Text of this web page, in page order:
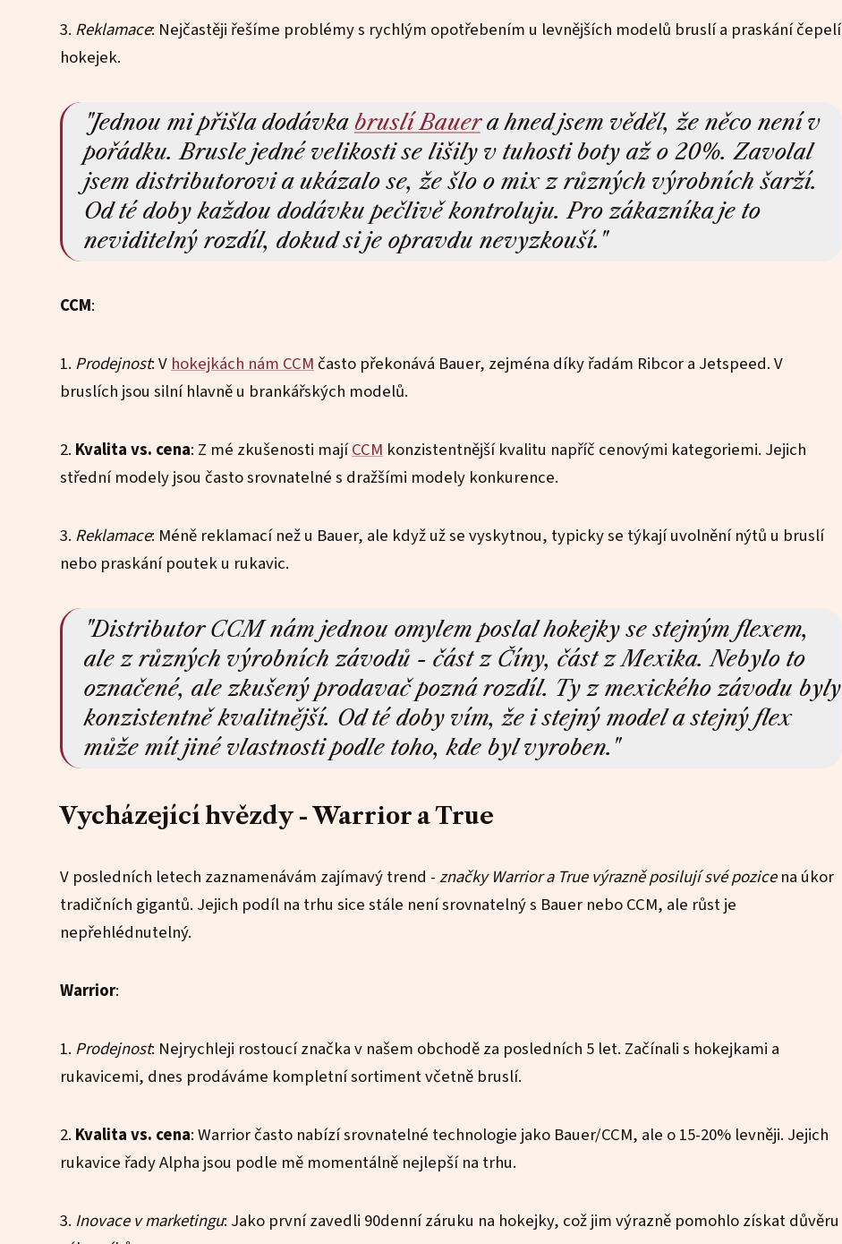
3. Reklamace: Nejčastěji řešíme problémy s rychlým opotřebením u levnějších modelů bruslí a praskání čepelí
hokejek.
"Jednou mi přišla dodávka bruslí Bauera hned jsem věděl, že něco není v
pořádku. Brusle jedné velikosti se lišily v tuhosti boty až o 20%. Zavolal
jsem distributorovi a ukázalo se, že šlo o mix z různých výrobních šarží.
Od té doby každou dodávku pečlivě kontroluju. Pro zákazníka je to
neviditelný rozdíl, dokud si je opravdu nevyzkouší."
CCM:
1. Prodejnost: Vhokejkách nám CCMčasto překonává Bauer, zejména díky řadám Ribcor a Jetspeed. V
bruslích jsou silní hlavně u brankářských modelů.
2. Kvalita vs. cena: Z mé zkušenosti majíCCM konzistentnější kvalitu napříč cenovými kategoriemi. Jejich
střední modely jsou často srovnatelné s dražšími modely konkurence.
3. Reklamace: Méně reklamací než u Bauer, ale když už se vyskytnou, typicky se týkají uvolnění nýtů u bruslí
nebo praskání poutek u rukavic.
"Distributor CCM nám jednou omylem poslal hokejky se stejným flexem,
ale z různých výrobních závodů - část z Číny, část z Mexika. Nebylo to
označené, ale zkušený prodavač pozná rozdíl. Ty z mexického závodu byly
konzistentně kvalitnější. Od té doby vím, že i stejný model a stejný flex
může mít jiné vlastnosti podle toho, kde byl vyroben."
Vycházející hvězdy - Warrior a True
V posledních letech zaznamenávám zajímavý trend -značky Warrior a True výrazně posilují své pozicena úkor
tradičních gigantů. Jejich podíl na trhu sice stále není srovnatelný s Bauer nebo CCM, ale růst je
nepřehlédnutelný.
Warrior:
1. Prodejnost: Nejrychleji rostoucí značka v našem obchodě za posledních 5 let. Začínali s hokejkami a
rukavicemi, dnes prodáváme kompletní sortiment včetně bruslí.
2. Kvalita vs. cena: Warrior často nabízí srovnatelné technologie jako Bauer/CCM, ale o 15-20% levněji. Jejich
rukavice řady Alpha jsou podle mě momentálně nejlepší na trhu.
3. Inovace v marketingu: Jako první zavedli 90denní záruku na hokejky, což jim výrazně pomohlo získat důvěru